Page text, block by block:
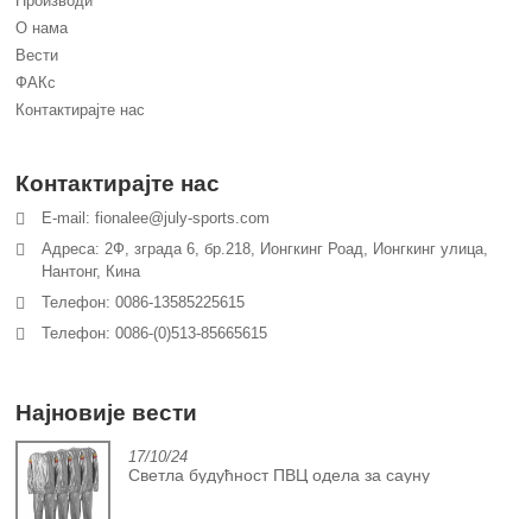
О нама
Вести
ФАКс
Контактирајте нас
Контактирајте нас
E-mail: fionalee@july-sports.com
Адреса: 2Ф, зграда 6, бр.218, Ионгкинг Роад, Ионгкинг улица,
Нантонг, Кина
Телефон: 0086-13585225615
Телефон: 0086-(0)513-85665615
Најновије вести
17/10/24
Светла будућност ПВЦ одела за сауну